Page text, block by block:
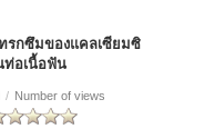
รกซึมของแคลเซียมซิ
ท่อเนื้อฟัน
/ Number of views